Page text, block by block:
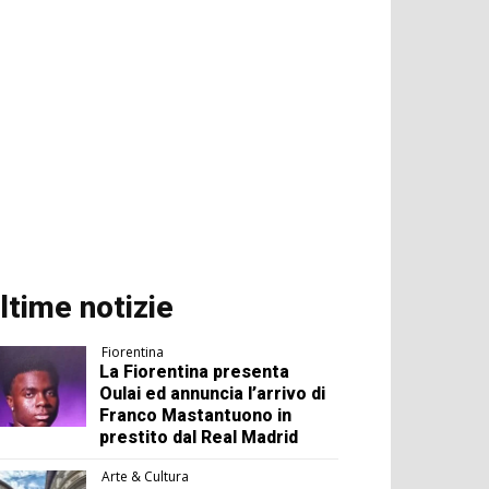
notizie
Fiorentina
La Fiorentina presenta
Oulai ed annuncia l’arrivo di
Franco Mastantuono in
prestito dal Real Madrid
Arte & Cultura